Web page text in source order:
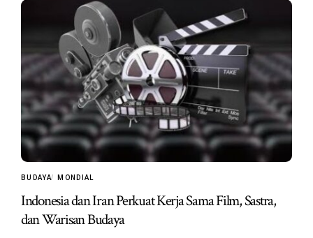
BUDAYA MONDIAL
Indonesia dan Iran Perkuat Kerja Sama Film, Sastra,
dan Warisan Budaya